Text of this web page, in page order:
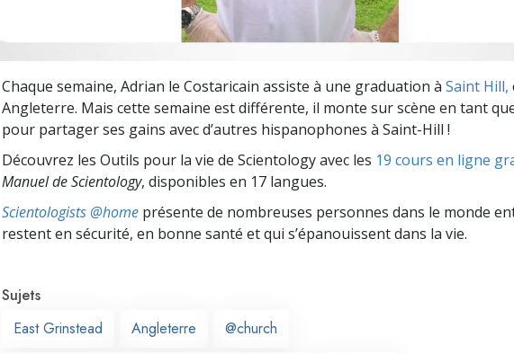
Chaque semaine, Adrian le Costaricain assiste à une graduation à Saint Hill,
Angleterre. Mais cette semaine est différente, il monte sur scène en tant
pour partager ses gains avec d’autres hispanophones à Saint-Hill !
Découvrez les Outils pour la vie de Scientology avec les 19 cours en ligne
Manuel de Scientology, disponibles en 17 langues.
Scientologists @home présente de nombreuses personnes dans le monde
restent en sécurité, en bonne santé et qui s’épanouissent dans la vie.
Sujets
East Grinstead
Angleterre @church